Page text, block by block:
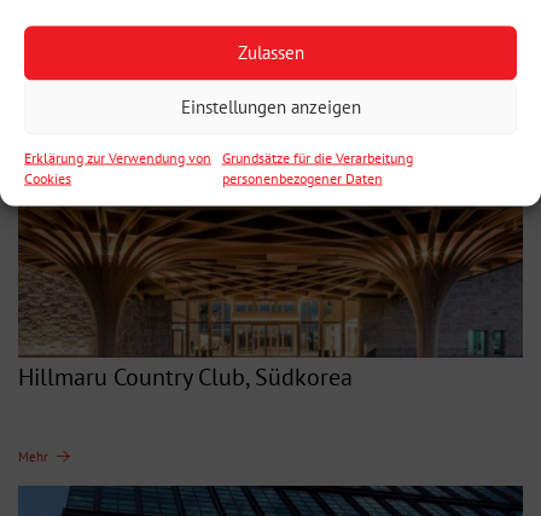
Zulassen
Einstellungen anzeigen
Erklärung zur Verwendung von
Cookies
Grundsätze für die Verarbeitung
personenbezogener Daten
CZ
Hillmaru Country Club, Südkorea
Mehr